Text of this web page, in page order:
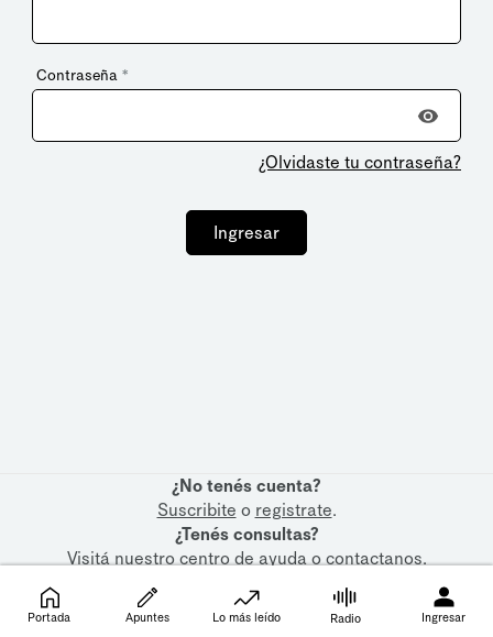
Contraseña *
¿Olvidaste tu contraseña?
Ingresar
¿No tenés cuenta?
Suscribite o registrate.
¿Tenés consultas?
Visitá nuestrocentro de ayudaocontactanos.
Portada Apuntes Lo más leído Radio Ingresar